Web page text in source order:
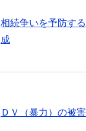
相続争いを予防す
成
ＤＶ（暴力）の被